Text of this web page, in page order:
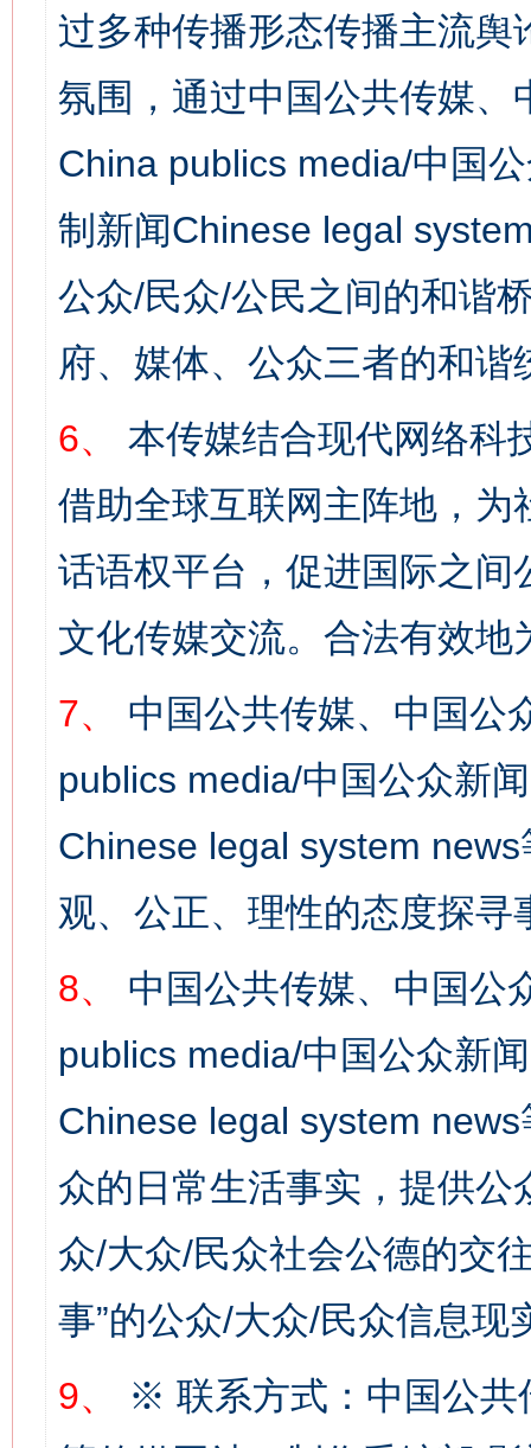
过多种传播形态传播主流
氛围，通过中国公共传媒
China publics media/中国
制新闻Chinese legal
公众/民众/公民之间的和谐
府、媒体、公众三者的和谐
6、
本传媒结合现代网络科
借助全球互联网主阵地，
话语权平台，促进国际之
文化传媒交流。合法有效地
7、
中国公共传媒、中国公
publics media/中国公众新
Chinese legal system
观、公正、理性的态度探寻
8、
中国公共传媒、中国公
publics media/中国公众新
Chinese legal system
众的日常生活事实，提供
众/大众/民众社会公德的交
事”的公众/大众/民众信息现
9、
※ 联系方式：中国公共
网上购药对药下症？